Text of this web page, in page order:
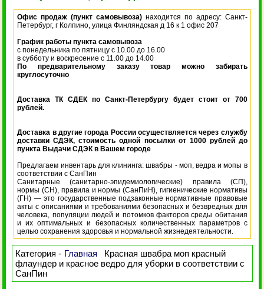
Офис продаж (пункт самовывоза) находится по адресу: Санкт-
Петербург, г Колпино, улица Финляндская д 16 к 1 офис 207
График работы пункта самовывоза
с понедельника по пятницу с 10.00 до 16.00
в субботу и воскресение с 11.00 до 14.00
По предварительному заказу товар можно забирать
круглосуточно
Доставка ТК СДЕК по Санкт-Петербургу будет стоит от 700
рублей.
Доставка в другие города России осуществляется через службу
доставки СДЭК, стоимость одной посылки от 1000 рублей до
пункта Выдачи СДЭК в Вашем городе
Предлагаем инвентарь для клининга: швабры - моп, ведра и мопы в
соответствии с СанПин
Санитарные (санитарно-эпидемиологические) правила (СП),
нормы (СН), правила и нормы (СанПиН), гигиенические нормативы
(ГН) — это государственные подзаконные нормативные правовые
акты с описаниями и требованиями безопасных и безвредных для
человека, популяции людей и потомков факторов среды обитания
и их оптимальных и безопасных количественных параметров с
целью сохранения здоровья и нормальной жизнедеятельности.
Категория - Главная
Красная швабра моп красный
флаундер и красное ведро для уборки в соответствии с
СанПин